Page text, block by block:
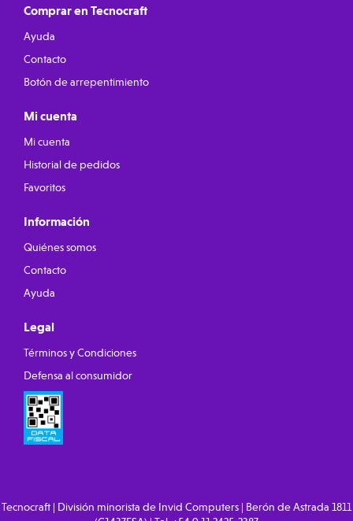
Comprar en Tecnocraft
Ayuda
Contacto
Botón de arrepentimiento
Mi cuenta
Mi cuenta
Historial de pedidos
Favoritos
Información
Quiénes somos
Contacto
Ayuda
Legal
Términos y Condiciones
Defensa al consumidor
Tecnocraft | División minorista de Invid Computers | Berón de Astrada 1811